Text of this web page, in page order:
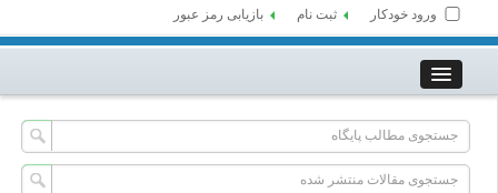
ورود خودکار ثبت نام بازیابی رمز عبور